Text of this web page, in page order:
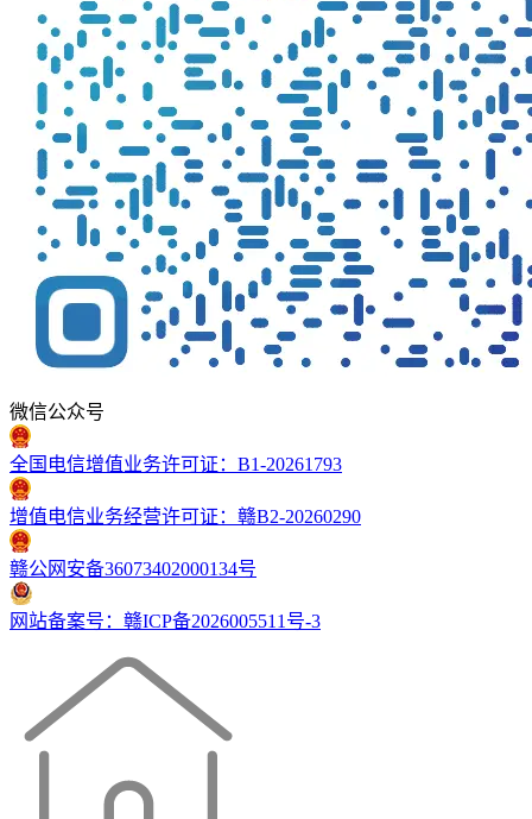
微信公众号
全国电信增值业务许可证：B1-20261793
增值电信业务经营许可证：赣B2-20260290
赣公网安备36073402000134号
网站备案号：赣ICP备2026005511号-3